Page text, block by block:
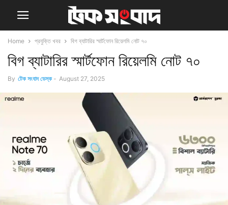
Home প্রযুক্তি খবর বিগ ব্যাটারির স্মার্টফোন রিয়েলমি নোট ৭০
বিগ ব্যাটারির স্মার্টফোন রিয়েলমি নোট ৭০
By টেক সংবাদ ডেস্ক - August 27, 2025